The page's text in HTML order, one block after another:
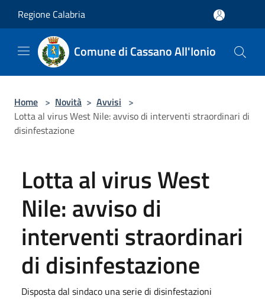
Regione Calabria
Comune di Cassano All'Ionio
Home > Novità > Avvisi >
Lotta al virus West Nile: avviso di interventi straordinari di
disinfestazione
Lotta al virus West
Nile: avviso di
interventi straordinari
di disinfestazione
Disposta dal sindaco una serie di disinfestazioni